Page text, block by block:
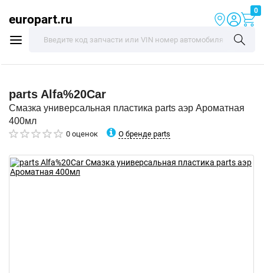
europart.ru
0
parts Alfa%20Car
Смазка универсальная пластика parts аэр Ароматная
400мл
0 оценок О бренде parts